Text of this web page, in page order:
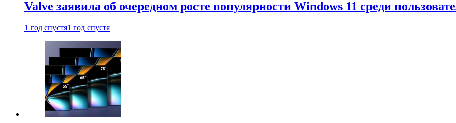
Valve заявила об очередном росте популярности Windows 11 среди
1 год спустя1 год спустя